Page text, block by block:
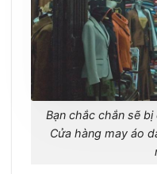
Bạn chắc chắn sẽ
Cửa hàng may áo